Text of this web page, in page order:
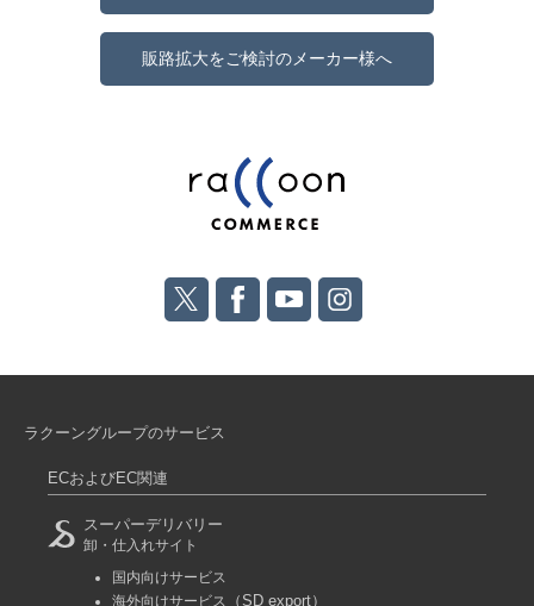
販路拡大をご検討のメーカー様へ
ラクーングループのサービス
ECおよびEC関連
スーパーデリバリー
卸・仕入れサイト
国内向けサービス
海外向けサービス
（SD export）